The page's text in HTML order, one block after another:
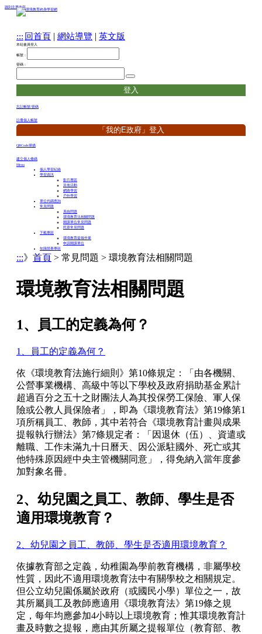
跳到主要內容
::: 回首頁 | 網站導覽 | 英文版
本站會員登入
帳號：
密碼：
忘記帳號/密碼
註冊個人帳號
QRCode掃描
建立個人條碼
Menu
個人學習紀錄
學習資訊
影片專區
其他活動
網路學習
戶外學習
單位代碼查詢
常見問題
系統問題
環境教育法相關問題
開課單位常見問題
民眾常見問題
下載專區
環境教育提報作業
申請開課單位
知識競賽專區
:::》 首頁 > 常見問題 > 環境教育法相關問題
環境教育法相關問題
1、員工的定義為何？
1、員工的定義為何？
依《環境教育法施行細則》第10條規定：「由各機關、
公營事業機構、高級中等以下學校及政府捐助基金累計
超過百分之五十之財團法人為其投保勞工保險、軍人保
險或公教人員保險者」，即為《環境教育法》第19條第1
項所稱員工、教師，其中若符合《環境教育計畫與成果
提報執行辦法》第7條規定者：「因退休（伍）、資遣或
離職、工作未滿九十日曆天、因公派駐國外、死亡或其
他特殊原因經中央主管機關同意」，得免納入當年度參
加對象名冊。
2、幼兒園之員工、教師、學生是否
適用環境教育？
2、幼兒園之員工、教師、學生是否適用環境教育？
依據教育部之定義，幼稚園為學前教育機構，非屬學校
性質，因此不適用環境教育法中有關學校之相關規定。
但公立幼兒園係屬於政府（或國民小學）單位之一，故
其所屬員工及教師應適用《環境教育法》第19條之規
定，每年均應參加4小時以上環境教育；惟其環境教育計
畫及時數之提報，應由其所屬之提報單位（教育部、教